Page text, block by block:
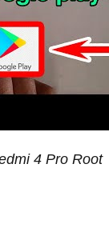
4 Pro Root